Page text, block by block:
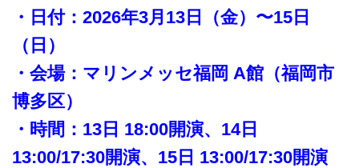
・日付：2026年3月13日（金）〜15日
（日）
・会場：マリンメッセ福岡 A館（福岡市
博多区）
・時間：13日 18:00開演、14日
13:00/17:30開演、15日 13:00/17:30開演